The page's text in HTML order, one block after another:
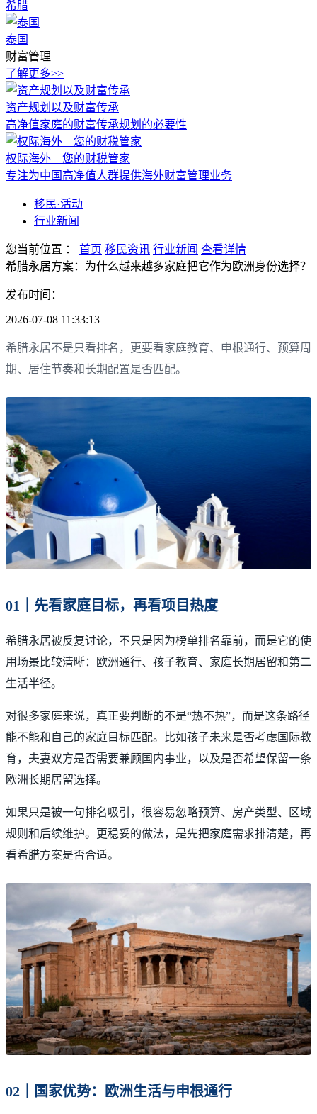
希腊
泰国
财富管理
了解更多>>
资产规划以及财富传承
高净值家庭的财富传承规划的必要性
权际海外—您的财税管家
专注为中国高净值人群提供海外财富管理业务
移民·活动
行业新闻
您当前位置 ： 首页 移民资讯 行业新闻 查看详情
希腊永居方案：为什么越来越多家庭把它作为欧洲身份选择？
发布时间：
2026-07-08 11:33:13
希腊永居不是只看排名，更要看家庭教育、申根通行、预算周
期、居住节奏和长期配置是否匹配。
01｜先看家庭目标，再看项目热度
希腊永居被反复讨论，不只是因为榜单排名靠前，而是它的使
用场景比较清晰：欧洲通行、孩子教育、家庭长期居留和第二
生活半径。
对很多家庭来说，真正要判断的不是“热不热”，而是这条路径
能不能和自己的家庭目标匹配。比如孩子未来是否考虑国际教
育，夫妻双方是否需要兼顾国内事业，以及是否希望保留一条
欧洲长期居留选择。
如果只是被一句排名吸引，很容易忽略预算、房产类型、区域
规则和后续维护。更稳妥的做法，是先把家庭需求排清楚，再
看希腊方案是否合适。
02｜国家优势：欧洲生活与申根通行